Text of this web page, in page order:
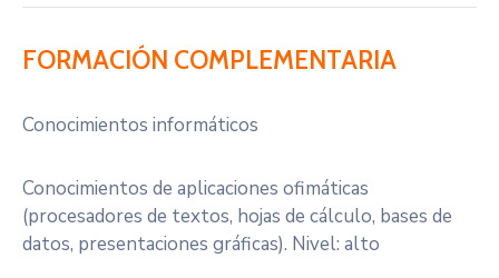
FORMACIÓN COMPLEMENTARIA
Conocimientos informáticos
Conocimientos de aplicaciones ofimáticas
(procesadores de textos, hojas de cálculo, bases de
datos, presentaciones gráficas). Nivel: alto